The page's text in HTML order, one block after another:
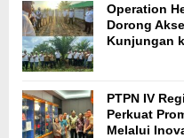
Operation
Dorong
Kunjungan
PTPN IV
Perkuat
Melalui